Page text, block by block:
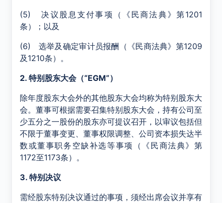
(5) 决议股息支付事项（《民商法典》第1201
条）；以及
(6) 选举及确定审计员报酬（《民商法典》第1209
及1210条）。
2. 特别股东大会（“EGM”）
除年度股东大会外的其他股东大会均称为特别股东大
会。董事可根据需要召集特别股东大会，持有公司至
少五分之一股份的股东亦可提议召开，以审议包括但
不限于董事变更、董事权限调整、公司资本损失达半
数或董事职务空缺补选等事项（《民商法典》第
1172至1173条）。
3. 特别决议
需经股东特别决议通过的事项，须经出席会议并享有